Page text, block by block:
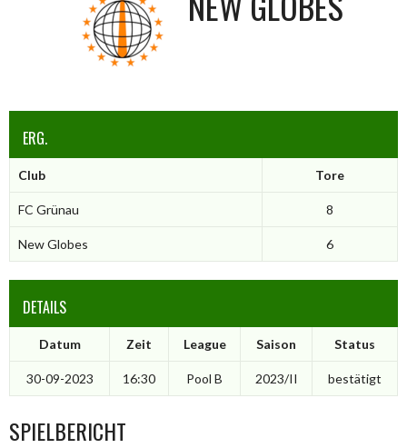
ERG.
Club Tore
FC Grünau 8
New Globes 6
DETAILS
Datum Zeit League Saison Status
30-09-2023 16:30 Pool B 2023/II bestätigt
SPIELBERICHT